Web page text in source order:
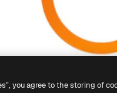
you agree to the storing of